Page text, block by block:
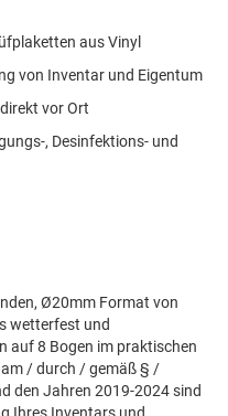
aus Vinyl
von Inventar und Eigentum
vor Ort
, Desinfektions- und
Ø20mm Format von
wetterfest und
auf 8 Bogen im praktischen
/ durch / gemäß § /
den Jahren 2019-2024 sind
Ihres Inventars und